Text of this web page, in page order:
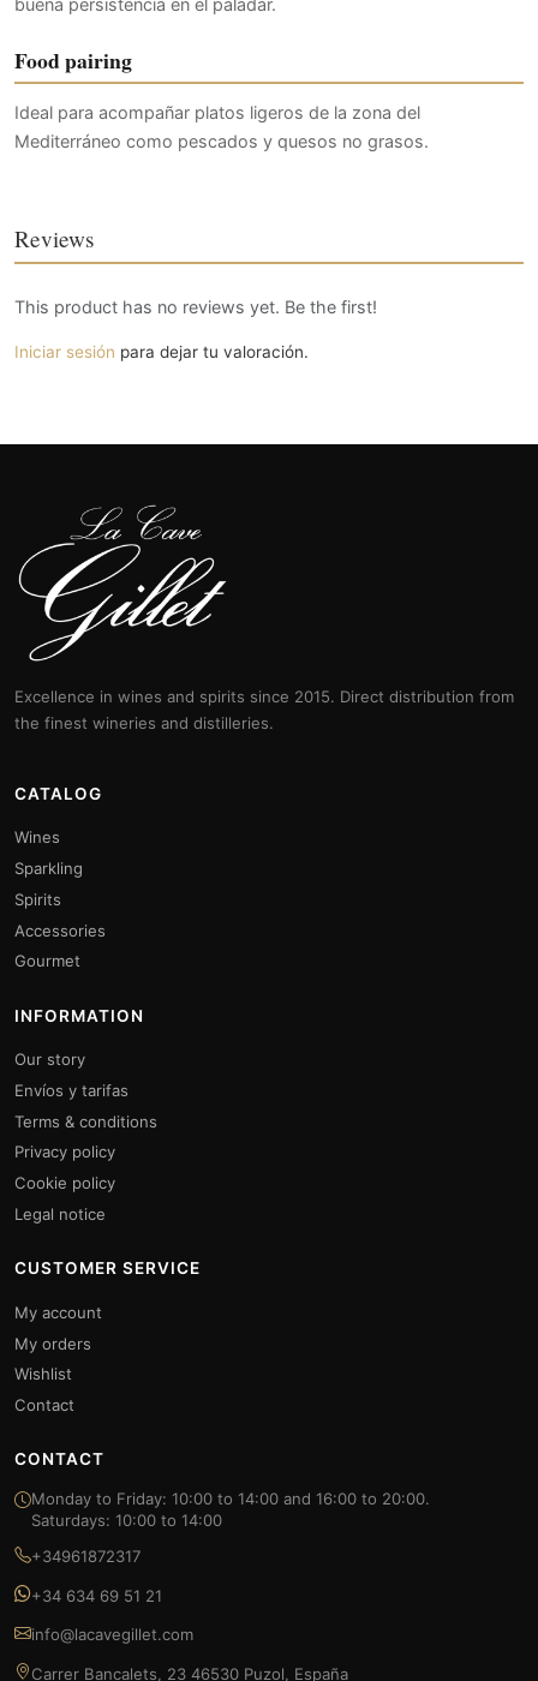
buena persistencia en el paladar.
Food pairing
Ideal para acompañar platos ligeros de la zona del
Mediterráneo como pescados y quesos no grasos.
Reviews
This product has no reviews yet. Be the first!
Iniciar sesión para dejar tu valoración.
Excellence in wines and spirits since 2015. Direct distribution from
the finest wineries and distilleries.
CATALOG
Wines
Sparkling
Spirits
Accessories
Gourmet
INFORMATION
Our story
Envíos y tarifas
Terms & conditions
Privacy policy
Cookie policy
Legal notice
CUSTOMER SERVICE
My account
My orders
Wishlist
Contact
CONTACT
Monday to Friday: 10:00 to 14:00 and 16:00 to 20:00.
Saturdays: 10:00 to 14:00
+34961872317
+34 634 69 51 21
info@lacavegillet.com
Carrer Bancalets, 23 46530 Puzol, España